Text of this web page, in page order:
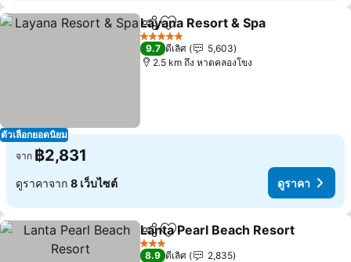
ตัวเลือกยอดนิยม
แชร์ เพิ่มในรายการโปรด
Layana Resort & Spa
5 ดาว
9.7 ดีเลิศ
5,603
2.5 km ถึง หาดคลองโขง
จาก ฿2,831
ดูราคาจาก 8 เว็บไซต์ ดูราคา
แชร์ เพิ่มในรายการโปรด
Lanta Pearl Beach Resort
3 ดาว
8.9 ดีเลิศ
2,835